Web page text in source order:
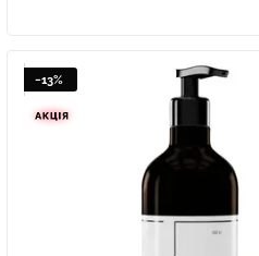
−13%